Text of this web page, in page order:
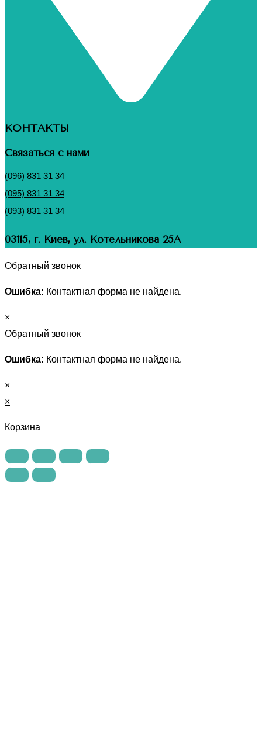
КОНТАКТЫ
Связаться с нами
(096) 831 31 34
(095) 831 31 34
(093) 831 31 34
03115, г. Киев, ул. Котельникова 25А
Обратный звонок
Ошибка: Контактная форма не найдена.
×
Обратный звонок
Ошибка: Контактная форма не найдена.
×
×
Корзина